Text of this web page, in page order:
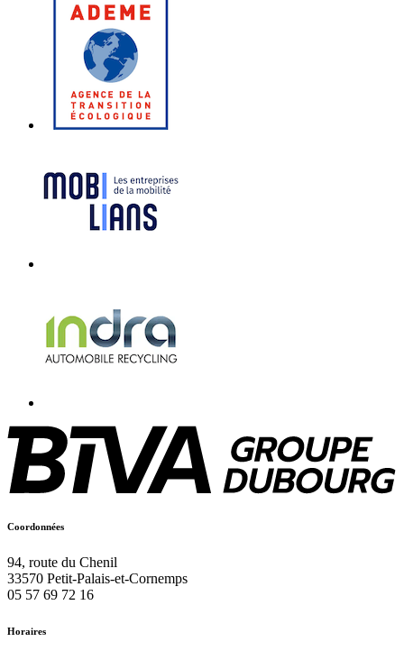
Coordonnées
94, route du Chenil
33570 Petit-Palais-et-Cornemps
05 57 69 72 16
Horaires